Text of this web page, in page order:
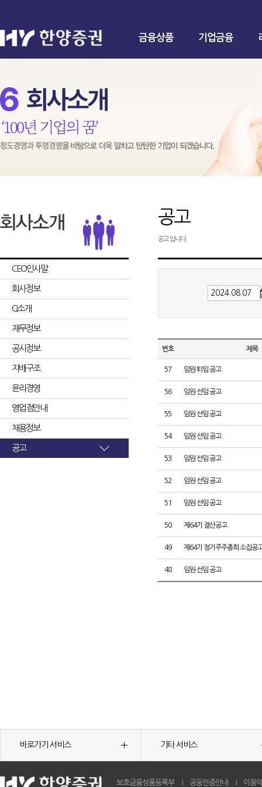
금융상품 기업금융
CEO인사말
회사정보
CI소개
재무정보
공시정보
지배구조
윤리경영
영업점안내
채용정보
공고
공고
공고 입니다.
번호 제목
57 임원 퇴임 공고
56 임원 선임 공고
55 임원 선임 공고
54 임원 선임 공고
53 임원 선임 공고
52 임원 선임 공고
51 임원 선임 공고
50 제64기 결산공고
49 제64기 정기주주총회 소집공
48 임원 선임 공고
바로가기 서비스 기타 서비스
보호금융상품등록부 공동인증안내 이용